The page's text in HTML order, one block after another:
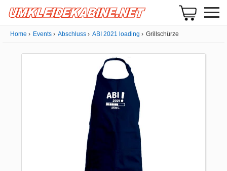
Home Events Abschluss ABI 2021 loading Grillschürze